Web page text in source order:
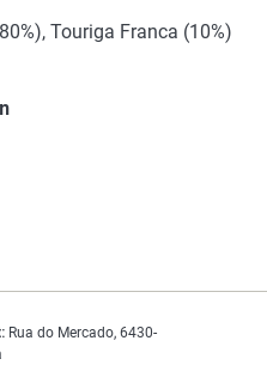
Touriga Franca (10%)
Rua do Mercado, 6430-